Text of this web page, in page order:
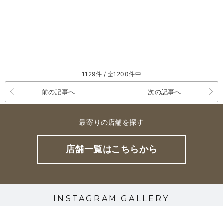
1129件 / 全1200件中
前の記事へ 次の記事へ
最寄りの店舗を探す
店舗一覧はこちらから
INSTAGRAM GALLERY